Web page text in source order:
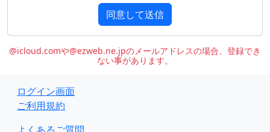
同意して送信
@icloud.comや@ezweb.ne.jpのメールアドレスの場合、登録でき
ない事があります。
ログイン画面
ご利用規約